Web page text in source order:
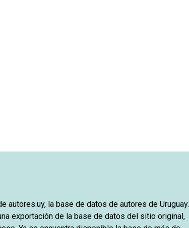
autores.uy, la base de datos de autores de Uruguay.
exportación de la base de datos del sitio original,